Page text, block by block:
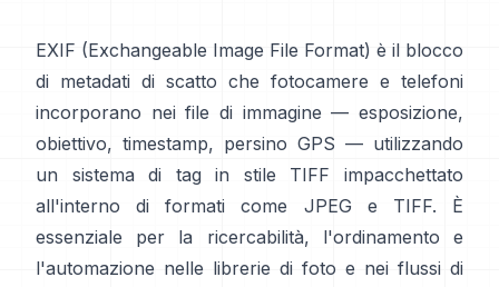
EXIF (Exchangeable Image File Format) è il blocco
di metadati di scatto che fotocamere e telefoni
incorporano nei file di immagine — esposizione,
obiettivo, timestamp, persino GPS — utilizzando
un sistema di tag in stile TIFF impacchettato
all'interno di formati come JPEG e TIFF. È
essenziale per la ricercabilità, l'ordinamento e
l'automazione nelle librerie di foto e nei flussi di